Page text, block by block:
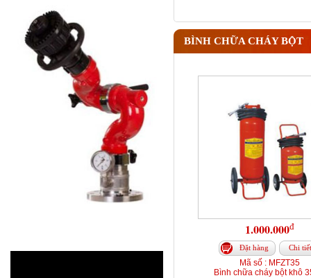
BÌNH CHỮA CHÁY BỘT
1.000.000đ
Đặt hàng Chi tiết
Mã số : MFZT35
Bình chữa cháy bột khô